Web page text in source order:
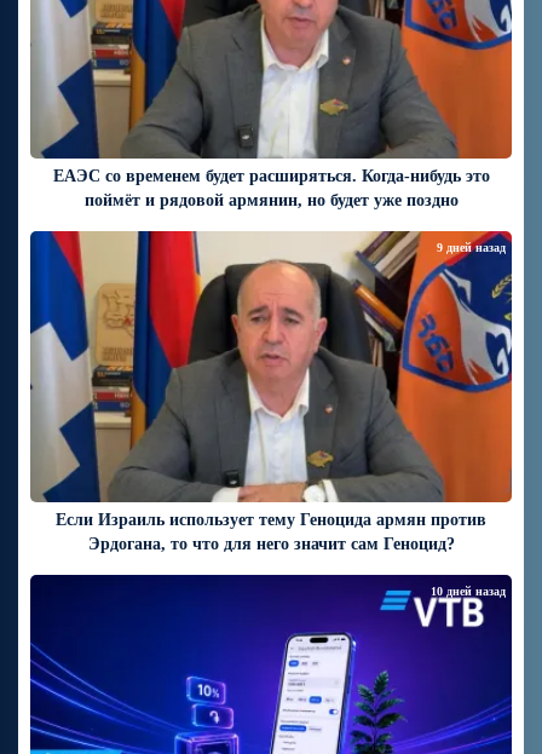
ЕАЭС со временем будет расширяться. Когда-нибудь это
поймёт и рядовой армянин, но будет уже поздно
Если Израиль использует тему Геноцида армян против
Эрдогана, то что для него значит сам Геноцид?
9 дней назад
10 дней назад